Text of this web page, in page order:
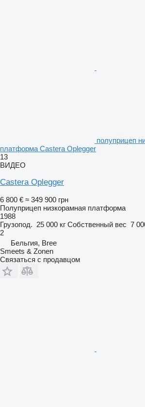
полуприцеп
платформа Castera Oplegger
13
ВИДЕО
Castera Oplegger
6 800 € ≈ 349 900 грн
Полуприцеп низкорамная платформа
1988
Грузопод. 25 000 кг Собственный вес 7
2
Бельгия, Bree
Smeets & Zonen
Связаться с продавцом